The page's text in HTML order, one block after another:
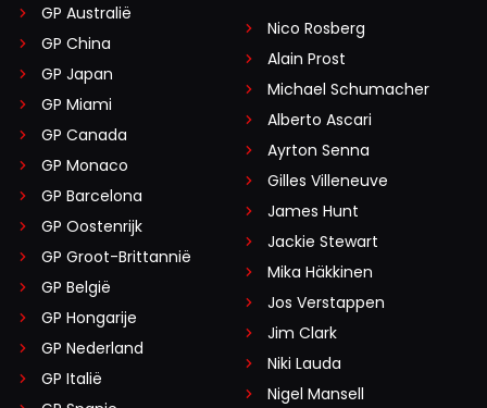
GP Australië
GP China
GP Japan
GP Miami
GP Canada
GP Monaco
GP Barcelona
GP Oostenrijk
GP Groot-Brittannië
GP België
GP Hongarije
GP Nederland
GP Italië
Nico Rosberg
Alain Prost
Michael Schumacher
Alberto Ascari
Ayrton Senna
Gilles Villeneuve
James Hunt
Jackie Stewart
Mika Häkkinen
Jos Verstappen
Jim Clark
Niki Lauda
Nigel Mansell